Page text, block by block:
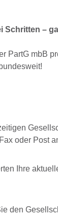
Schritten –
PartG mbB
oder Post
Ihre
den